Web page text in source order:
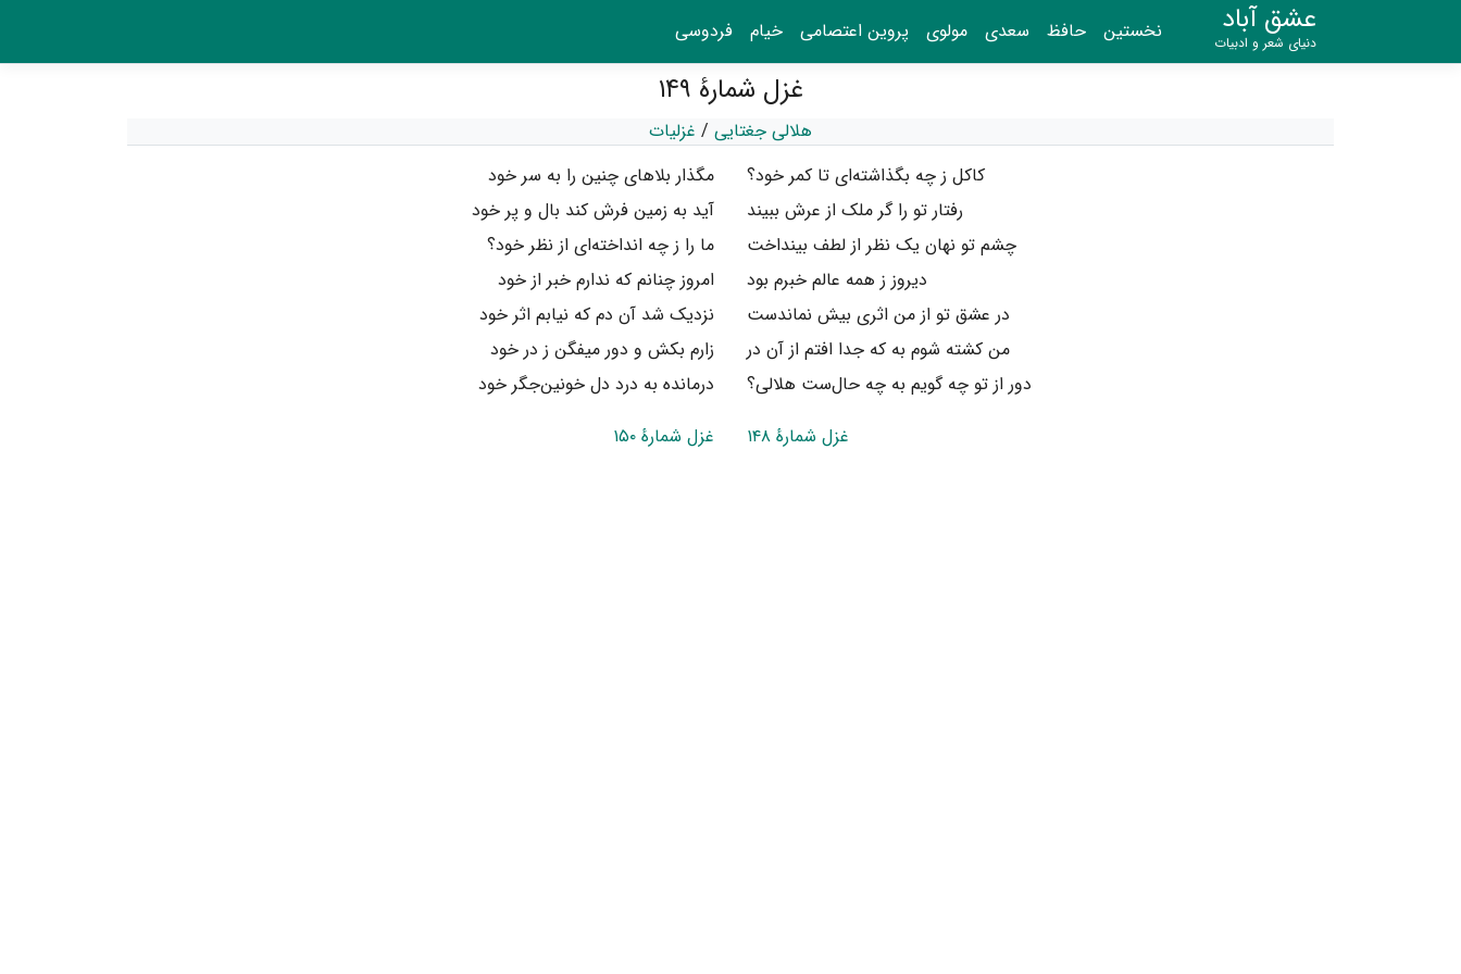
عشق آباد
دنیای شعر و ادبیات نخستین حافظ سعدی مولوی پروین اعتصامی خیام فردوسی
غزل شمارهٔ ۱۴۹
هلالی جغتایی / غزلیات
کاکل ز چه بگذاشته‌ای تا کمر خود؟
مگذار بلاهای چنین را به سر خود
رفتار تو را گر ملک از عرش ببیند
آید به زمین فرش کند بال و پر خود
چشم تو نهان یک نظر از لطف بینداخت
ما را ز چه انداخته‌ای از نظر خود؟
دیروز ز همه عالم خبرم بود
امروز چنانم که ندارم خبر از خود
در عشق تو از من اثری بیش نماندست
نزدیک شد آن دم که نیابم اثر خود
من کشته شوم به که جدا افتم از آن در
زارم بکش و دور میفگن ز در خود
دور از تو چه گویم به چه حال‌ست هلالی؟
درمانده به درد دل خونین‌جگر خود
غزل شمارهٔ ۱۴۸
غزل شمارهٔ ۱۵۰